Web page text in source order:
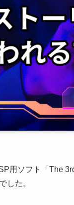
用ソフト「The
した。